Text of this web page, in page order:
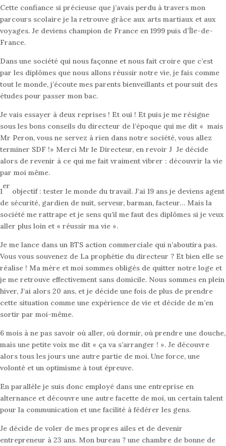
Cette confiance si précieuse que j’avais perdu à travers mon
parcours scolaire je la retrouve grâce aux arts martiaux et aux
voyages. Je deviens champion de France en 1999 puis d’Île-de-
France.
Dans une société qui nous façonne et nous fait croire que c’est
par les diplômes que nous allons réussir notre vie, je fais comme
tout le monde, j’écoute mes parents bienveillants et poursuit des
études pour passer mon bac.
Je vais essayer à deux reprises ! Et oui ! Et puis je me résigne
sous les bons conseils du directeur de l’époque qui me dit « mais
Mr Peron, vous ne servez à rien dans notre société, vous allez
terminer SDF !» Merci Mr le Directeur, en revoir J Je décide
alors de revenir à ce qui me fait vraiment vibrer : découvrir la vie
par moi même.
1
er
objectif : tester le monde du travail. J’ai 19 ans je deviens agent
de sécurité, gardien de nuit, serveur, barman, facteur… Mais la
société me rattrape et je sens qu’il me faut des diplômes si je veux
aller plus loin et « réussir ma vie ».
Je me lance dans un BTS action commerciale qui n’aboutira pas.
Vous vous souvenez de La prophétie du directeur ? Et bien elle se
réalise ! Ma mère et moi sommes obligés de quitter notre loge et
je me retrouve effectivement sans domicile. Nous sommes en plein
hiver, J’ai alors 20 ans, et je décide une fois de plus de prendre
cette situation comme une expérience de vie et décide de m’en
sortir par moi-même.
6 mois à ne pas savoir où aller, où dormir, où prendre une douche,
mais une petite voix me dit « ça va s’arranger ! ». Je découvre
alors tous les jours une autre partie de moi. Une force, une
volonté et un optimisme à tout épreuve.
En parallèle je suis donc employé dans une entreprise en
alternance et découvre une autre facette de moi, un certain talent
pour la communication et une facilité à fédérer les gens.
Je décide de voler de mes propres ailes et de devenir
entrepreneur à 23 ans. Mon bureau ? une chambre de bonne de